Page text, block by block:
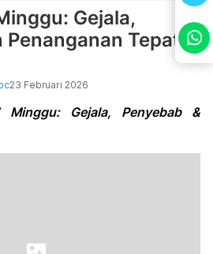
Gejala,
Penanganan Tepat
23 Februari 2026
Gejala, Penyebab &